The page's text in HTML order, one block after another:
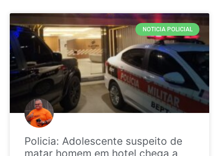
NOTICIA POLICIAL
Policia: Adolescente suspeito de
matar homem em hotel chega a